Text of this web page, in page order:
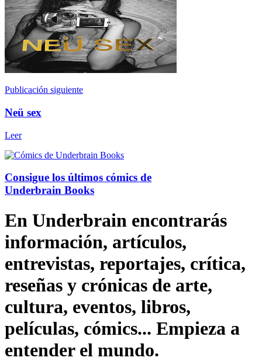
Publicación siguiente
Neü sex
Leer
Consigue los últimos cómics de
Underbrain Books
En Underbrain encontrarás
información, artículos,
entrevistas, reportajes, crítica,
reseñas y crónicas de arte,
cultura, eventos, libros,
películas, cómics... Empieza a
entender el mundo.